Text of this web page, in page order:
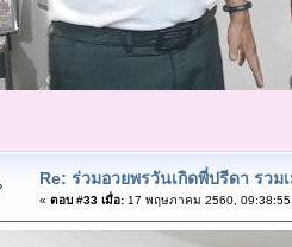
Re: ร่วมอวยพรวันเกิดพี่ปรีดา รวม
« ตอบ #33 เมื่อ:17 พฤษภาคม 2560, 09:38:55